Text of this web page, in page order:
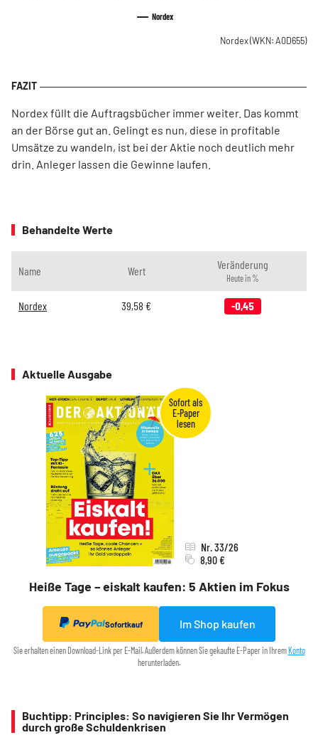
Nordex
Nordex(WKN: A0D655)
Nordex füllt die Auftragsbücher immer weiter. Das kommt
an der Börse gut an. Gelingt es nun, diese in profitable
Umsätze zu wandeln, ist bei der Aktie noch deutlich mehr
drin. Anleger lassen die Gewinne laufen.
Behandelte Werte
Name Wert Veränderung
Heute in %
Nordex 39,58 € -0,45
Aktuelle Ausgabe
Heiße Tage – eiskalt kaufen: 5 Aktien im Fokus
Nr. 33/26
8,90 €
Sofortkauf Im Shop kaufen
Sie erhalten einen Download-Link per E-Mail. Außerdem können Sie gekaufte E-Paper in Ihrem Konto
herunterladen.
Buchtipp: Principles: So navigieren Sie Ihr Vermögen
durch große Schuldenkrisen